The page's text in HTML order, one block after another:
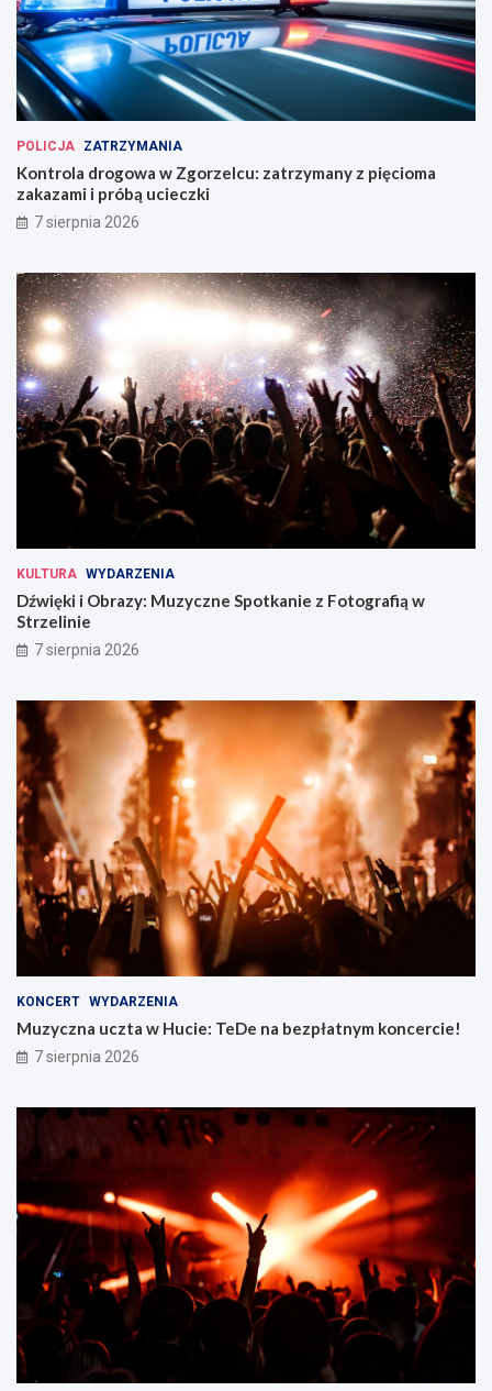
POLICJA ZATRZYMANIA
Kontrola drogowa w Zgorzelcu: zatrzymany z pięcioma
zakazami i próbą ucieczki
7 sierpnia 2026
KULTURA WYDARZENIA
Dźwięki i Obrazy: Muzyczne Spotkanie z Fotografią w
Strzelinie
7 sierpnia 2026
KONCERT WYDARZENIA
Muzyczna uczta w Hucie: TeDe na bezpłatnym koncercie!
7 sierpnia 2026